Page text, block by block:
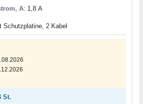
A: 1,8 А
Schutzplatine, 2 Kabel
St.